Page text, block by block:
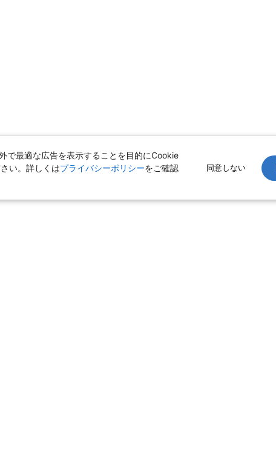
で最適な広告を表示することを目的にCookie
い。詳しくはプライバシーポリシーをご確認
同意しない